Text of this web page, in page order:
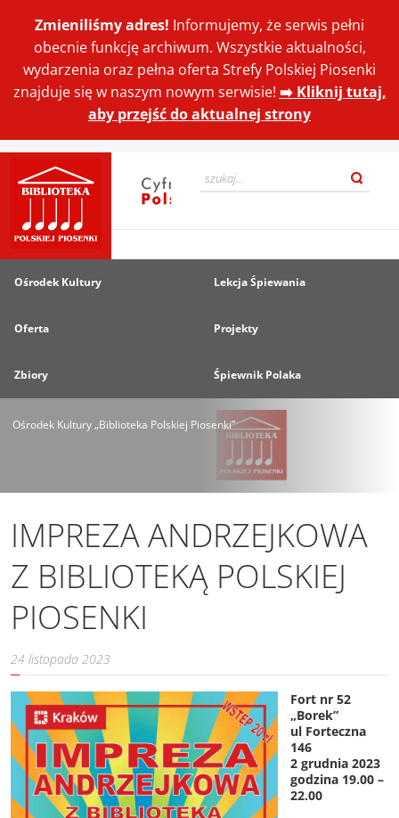
Zmieniliśmy adres! Informujemy, że serwis pełni
obecnie funkcję archiwum. Wszystkie aktualności,
wydarzenia oraz pełna oferta Strefy Polskiej Piosenki
znajduje się w naszym nowym serwisie! ➡️ Kliknij tutaj,
aby przejść do aktualnej strony
Ośrodek Kultury Lekcja Śpiewania
Oferta Projekty
Zbiory Śpiewnik Polaka
Ośrodek Kultury „Biblioteka Polskiej Piosenki”
IMPREZA ANDRZEJKOWA
Z BIBLIOTEKĄ POLSKIEJ
PIOSENKI
24 listopada 2023
Fort nr 52
„Borek”
ul Forteczna
146
2 grudnia 2023
godzina 19.00 –
22.00